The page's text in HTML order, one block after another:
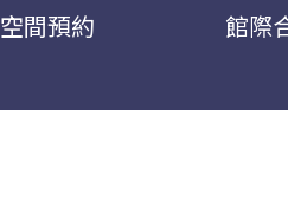
空間預約 館際